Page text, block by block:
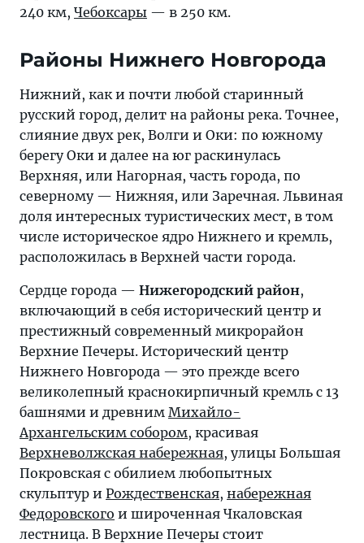
240 км, Чебоксары — в 250 км.
Районы Нижнего Новгорода
Нижний, как и почти любой старинный
русский город, делит на районы река. Точнее,
слияние двух рек, Волги и Оки: по южному
берегу Оки и далее на юг раскинулась
Верхняя, или Нагорная, часть города, по
северному — Нижняя, или Заречная. Львиная
доля интересных туристических мест, в том
числе историческое ядро Нижнего и кремль,
расположилась в Верхней части города.
Сердце города — Нижегородский район,
включающий в себя исторический центр и
престижный современный микрорайон
Верхние Печеры. Исторический центр
Нижнего Новгорода — это прежде всего
великолепный краснокирпичный кремль с 13
башнями и древним Михайло-
Архангельским собором, красивая
Верхневолжская набережная, улицы Большая
Покровская с обилием любопытных
скульптур и Рождественская, набережная
Федоровского и широченная Чкаловская
лестница. В Верхние Печеры стоит